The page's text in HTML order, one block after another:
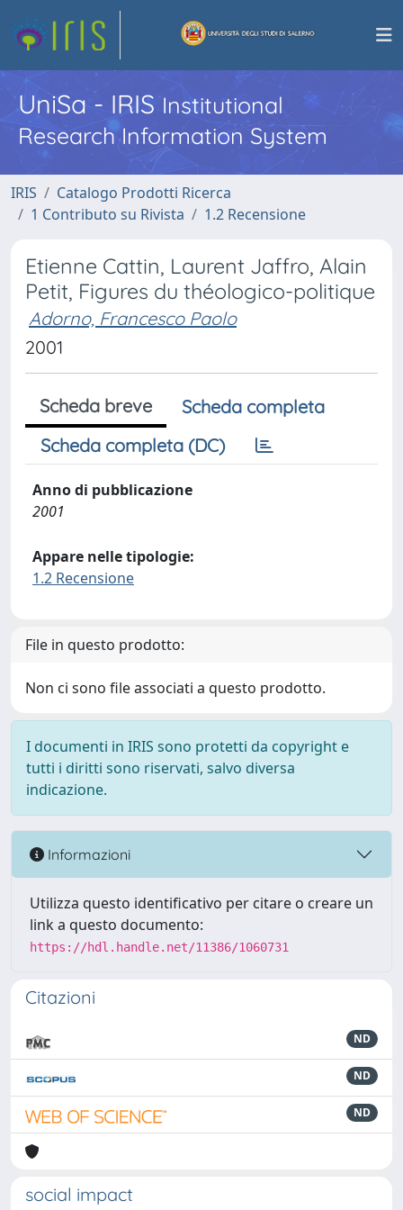
UniSa - IRISInstitutional
Research Information System
IRIS
Catalogo Prodotti Ricerca
1 Contributo su Rivista
1.2 Recensione
Etienne Cattin, Laurent Jaffro, Alain
Petit, Figures du théologico-politique
Adorno, Francesco Paolo
2001
Scheda breve
Scheda completa
Scheda completa (DC)
Anno di pubblicazione
2001
Appare nelle tipologie:
1.2 Recensione
File in questo prodotto:
Non ci sono file associati a questo prodotto.
I documenti in IRIS sono protetti da copyright e
tutti i diritti sono riservati, salvo diversa
indicazione.
Informazioni
Utilizza questo identificativo per citare o creare un
link a questo documento:
https://hdl.handle.net/11386/1060731
Citazioni
ND
ND
ND
social impact